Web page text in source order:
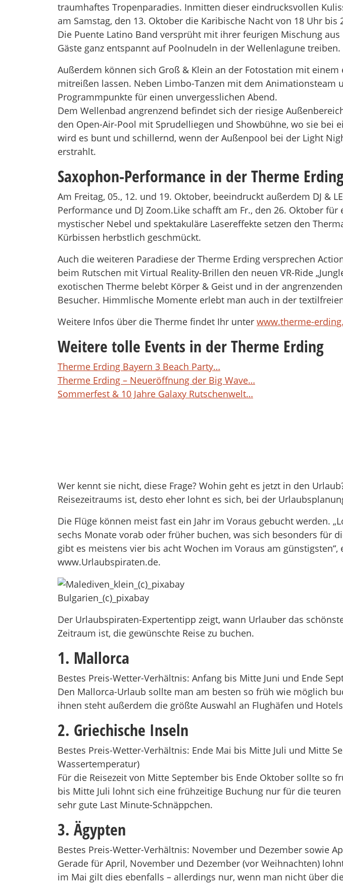
traumhaftes Tropenparadies. Inmitten dieser eindrucksvollen
am Samstag, den 13. Oktober die Karibische Nacht von 18 Uhr bis
Die Puente Latino Band versprüht mit ihrer feurigen Mischung
Gäste ganz entspannt auf Poolnudeln in der Wellenlagune treiben.
Außerdem können sich Groß & Klein an der Fotostation mit
mitreißen lassen. Neben Limbo-Tanzen mit dem
Programmpunkte für einen unvergesslichen Abend.
Dem Wellenbad angrenzend befindet sich der riesige
den Open-Air-Pool mit Sprudelliegen und Showbühne, wo sie
wird es bunt und schillernd, wenn der Außenpool bei der Light
erstrahlt.
Saxophon-Performance in der Therme
Am Freitag, 05., 12. und 19. Oktober, beeindruckt außerdem DJ &
Performance und DJ Zoom.Like schafft am Fr., den 26. Oktober
mystischer Nebel und spektakuläre Lasereffekte setzen den
Kürbissen herbstlich geschmückt.
Auch die weiteren Paradiese der Therme Erding versprechen
beim Rutschen mit Virtual Reality-Brillen den neuen VR-Ride
exotischen Therme belebt Körper & Geist und in der
Besucher. Himmlische Momente erlebt man auch in der
Weitere Infos über die Therme findet Ihr unter www.therme-
Weitere tolle Events in der Therme Erding
Therme Erding Bayern 3 Beach Party…
Therme Erding – Neueröffnung der Big Wave…
Sommerfest & 10 Jahre Galaxy Rutschenwelt…
Wer kennt sie nicht, diese Frage? Wohin geht es jetzt in den
Reisezeitraums ist, desto eher lohnt es sich, bei der
Die Flüge können meist fast ein Jahr im Voraus gebucht werden.
sechs Monate vorab oder früher buchen, was sich besonders für
gibt es meistens vier bis acht Wochen im Voraus am
www.Urlaubspiraten.de.
Bulgarien_(c)_pixabay
Der Urlaubspiraten-Expertentipp zeigt, wann Urlauber das
Zeitraum ist, die gewünschte Reise zu buchen.
1. Mallorca
Bestes Preis-Wetter-Verhältnis: Anfang bis Mitte Juni und Ende
Den Mallorca-Urlaub sollte man am besten so früh wie möglich
ihnen steht außerdem die größte Auswahl an Flughäfen und
2. Griechische Inseln
Bestes Preis-Wetter-Verhältnis: Ende Mai bis Mitte Juli und Mitte
Wassertemperatur)
Für die Reisezeit von Mitte September bis Ende Oktober sollte so
bis Mitte Juli lohnt sich eine frühzeitige Buchung nur für die
sehr gute Last Minute-Schnäppchen.
3. Ägypten
Bestes Preis-Wetter-Verhältnis: November und Dezember sowie
Gerade für April, November und Dezember (vor Weihnachten)
im Mai gilt dies ebenfalls – allerdings nur, wenn man nicht über